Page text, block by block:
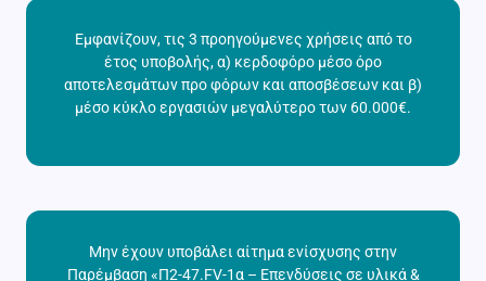
Εμφανίζουν, τις 3 προηγούμενες χρήσεις από το
έτος υποβολής, α) κερδοφόρο μέσο όρο
αποτελεσμάτων προ φόρων και αποσβέσεων και β)
μέσο κύκλο εργασιών μεγαλύτερο των 60.000€.
Μην έχουν υποβάλει αίτημα ενίσχυσης στην
Παρέμβαση «Π2-47.FV-1α – Επενδύσεις σε υλικά &